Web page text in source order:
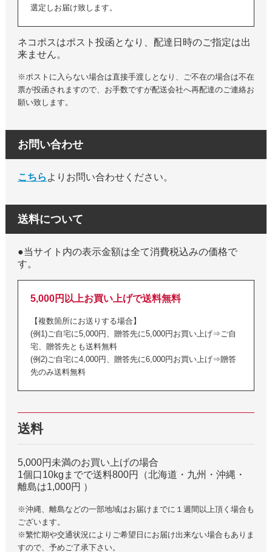
選定しお届け致します。
ネコポスはポスト投函となり、配達日時のご指定は出
来ません。
※ポストに入らない場合は直接手渡しとなり、ご不在の場合は不在
票が投函されますので、お手数ですが配送会社へ再配達のご連絡お
願い致します。
お問い合わせ
こちら よりお問い合わせください。
送料について
●当サイト内の表示金額は全て消費税込みの価格で
す。
5,000円以上お買い上げで送料無料
【複数箇所にお送りする場合】
(例1)ご自宅に5,000円、贈答先に5,000円お買い上げ⇒ご自
宅、贈答先とも送料無料
(例2)ご自宅に4,000円、贈答先に6,000円お買い上げ⇒贈答
先のみ送料無料
送料
5,000円未満のお買い上げの場合
1個口10kgまでで送料800円（北海道・九州・沖縄・
離島は1,000円 ）
※沖縄、離島などの一部地域はお届けまでに１週間以上頂く場合も
ございます。
※繁忙期や交通状況によりご希望日にお届け出来ない場合もありま
すので、予めご了承下さい。